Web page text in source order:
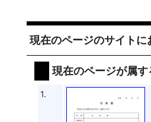
現在のページのサイトに
現在のページが属
1.